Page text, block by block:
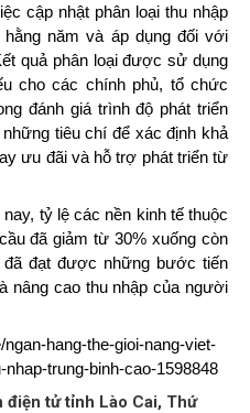
cập nhật phân loại thu nhập
năm và áp dụng đối với
quả phân loại được sử dụng
cho các chính phủ, tổ chức
đánh giá trình độ phát triển
tiêu chí để xác định khả
ưu đãi và hỗ trợ phát triển từ
tỷ lệ các nền kinh tế thuộc
đã giảm từ 30% xuống còn
đã đạt được những bước tiến
nâng cao thu nhập của người
hang-the-gioi-nang-viet-
trung-binh-cao-1598848
điện tử tỉnh Lào Cai, Thứ